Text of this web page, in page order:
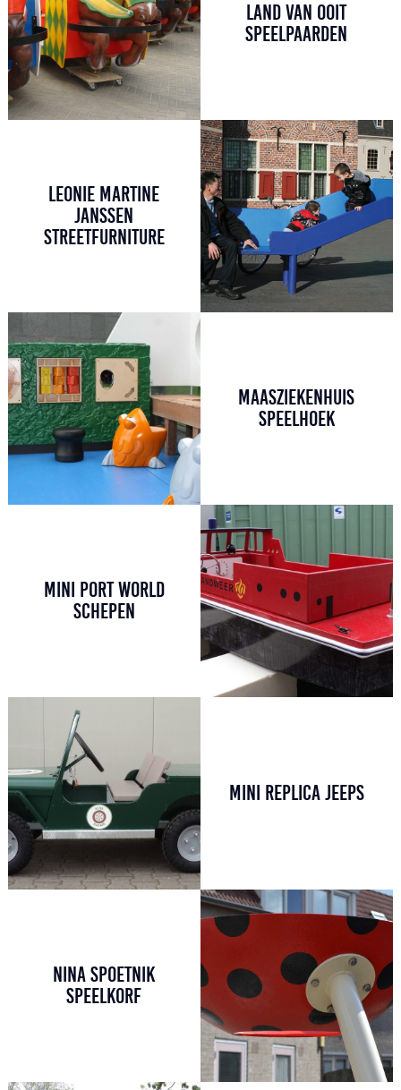
LAND VAN OOIT
SPEELPAARDEN
LEONIE MARTINE
JANSSEN
STREETFURNITURE
MAASZIEKENHUIS
SPEELHOEK
MINI PORT WORLD
SCHEPEN
MINI REPLICA JEEPS
NINA SPOETNIK
SPEELKORF